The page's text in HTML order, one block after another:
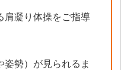
肩凝り体操をご指導
勢）が見られるま